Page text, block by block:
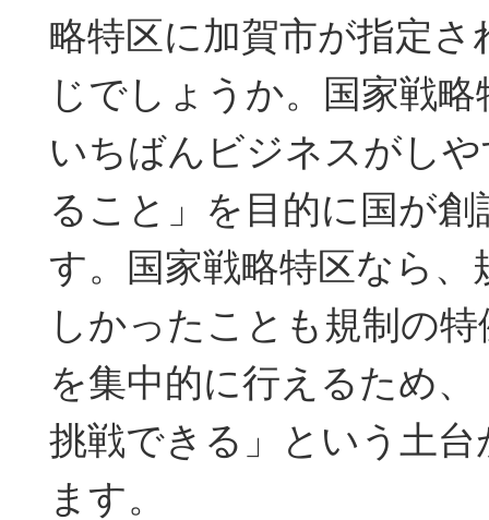
略特区に加賀市が指定
じでしょうか。国家戦
いちばんビジネスがし
ること」を目的に国が
す。国家戦略特区なら、
しかったことも規制の
を集中的に行えるため
挑戦できる」という土
ます。